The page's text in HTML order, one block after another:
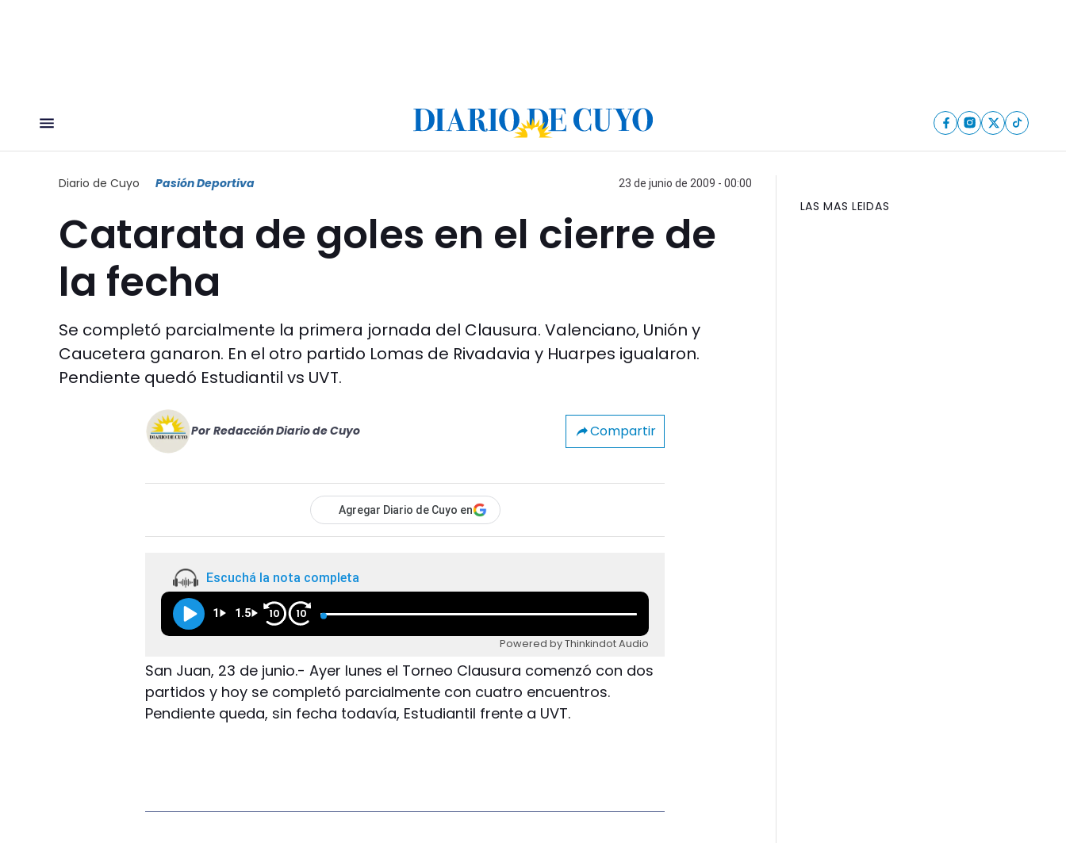
Diario de Cuyo Pasión Deportiva 23 de junio de 2009 - 00:00
Catarata de goles en el cierre de
la fecha
Se completó parcialmente la primera jornada del Clausura. Valenciano, Unión y
Caucetera ganaron. En el otro partido Lomas de Rivadavia y Huarpes igualaron.
Pendiente quedó Estudiantil vs UVT.
Por Redacción Diario de Cuyo Compartir
Agregar Diario de Cuyo en
Escuchá la nota completa
1 1.5 10 10
Powered by Thinkindot Audio
San Juan, 23 de junio.- Ayer lunes el Torneo Clausura comenzó con dos
partidos y hoy se completó parcialmente con cuatro encuentros.
Pendiente queda, sin fecha todavía, Estudiantil frente a UVT.
LAS MAS LEIDAS